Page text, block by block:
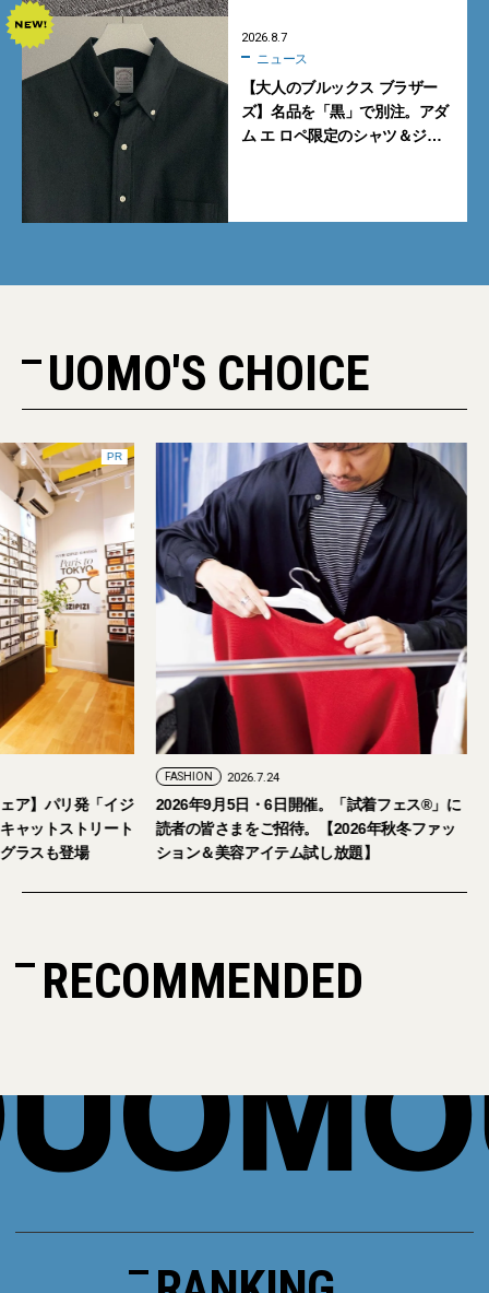
2026.8.7
ニュース
【大人のブルックス ブラザー
ズ】名品を「黒」で別注。アダ
ム エ ロペ限定のシャツ＆ジャ
UOMO'S CHOICE
PR
【おしゃれな大人のアイウェア】パリ発「イジ
ピジ」が国内初の旗艦店をキャットストリート
にオープン。日本限定サングラスも登場
2026年9月5日・6
読者の皆さまをご
ション＆美容アイ
RECOMMENDED